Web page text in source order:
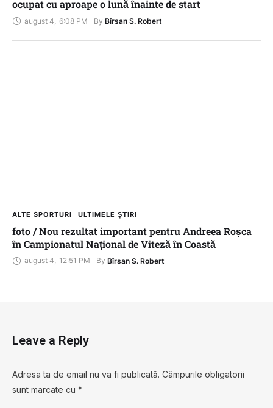
ocupat cu aproape o lună înainte de start
august 4 6:08 PM By Bîrsan S. Robert
ALTE SPORTURI ULTIMELE ȘTIRI
foto / Nou rezultat important pentru Andreea Roșca
în Campionatul Național de Viteză în Coastă
august 4, 12:51 PM By Bîrsan S. Robert
Leave a Reply
Adresa ta de email nu va fi publicată. Câmpurile obligatorii
sunt marcate cu *